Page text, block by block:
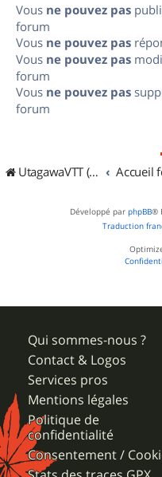
Vous ne pouvez pas
forum
Vous ne pouvez pas
Vous ne pouvez pas
forum
Vous ne pouvez pas
forum
UtagawaVTT (Randos VTT et VTTAE avec traces GPS) Accueil
Développé par phpBB®
Traduction
Qui sommes-nous ?
Contact & Logos
Services pros
Mentions légales
Politique de
confidentialité
Consentement /